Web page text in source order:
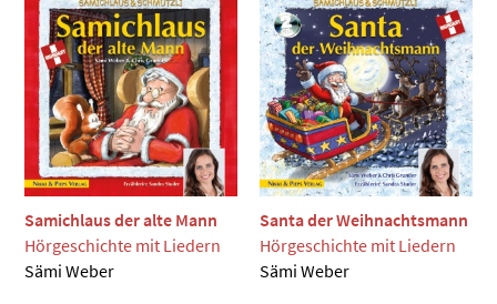
Samichlaus der alte Mann
Hörgeschichte mit Liedern
Sämi Weber
Santa der Weihnachtsmann
Hörgeschichte mit Liedern
Sämi Weber